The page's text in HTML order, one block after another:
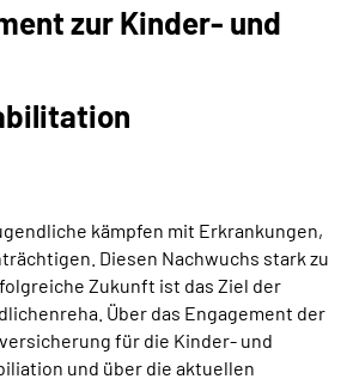
(DGS)
zur Kinder- und
kämpfen mit Erkrankungen,
Diesen Nachwuchs stark zu
Zukunft ist das Ziel der
Über das Engagement der
für die Kinder- und
und über die aktuellen